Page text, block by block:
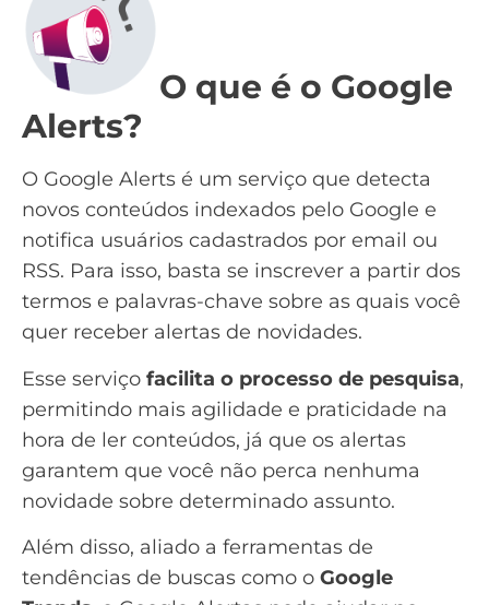
O que é o Google
Alerts?
O Google Alerts é um serviço que detecta
novos conteúdos indexados pelo Google e
notifica usuários cadastrados por email ou
RSS. Para isso, basta se inscrever a partir dos
termos e palavras-chave sobre as quais você
quer receber alertas de novidades.
Esse serviço facilita o processo de pesquisa,
permitindo mais agilidade e praticidade na
hora de ler conteúdos, já que os alertas
garantem que você não perca nenhuma
novidade sobre determinado assunto.
Além disso, aliado a ferramentas de
tendências de buscas como o Google